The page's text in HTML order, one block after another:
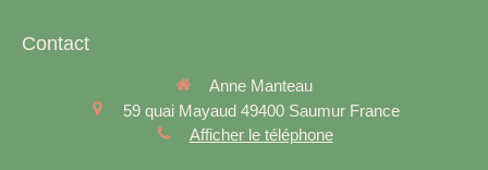
Contact
Anne Manteau
59 quai Mayaud 49400 Saumur France
Afficher le téléphone